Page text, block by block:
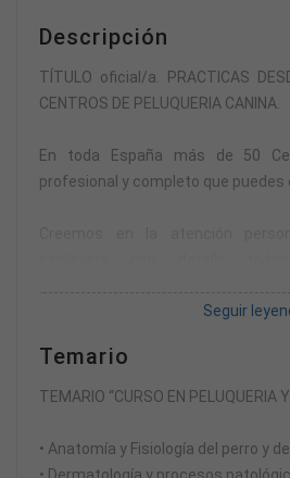
Descripción
TÍTULO oficial/a. PRACTICAS
CENTROS DE PELUQUERIA CANINA.
En toda España más de 50
profesional y completo que puedes
Te proporcionamos el centro más
Facilidades de pago en cuotas a tu
Seguir
Temario
TEMARIO “CURSO EN PELUQUERIA
• Anatomía y Fisiología del perro y